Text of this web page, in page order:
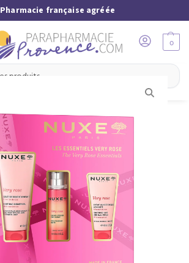
Pharmacie française agréée
0